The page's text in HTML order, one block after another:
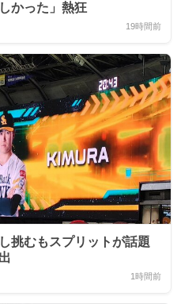
かった」熱狂
19時間前
挑むもスプリットが話題
1時間前